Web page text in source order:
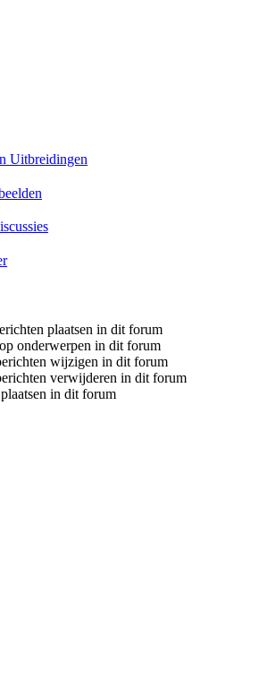
Uitbreidingen
plaatsen in dit forum
onderwerpen in dit forum
wijzigen in dit forum
verwijderen in dit forum
in dit forum